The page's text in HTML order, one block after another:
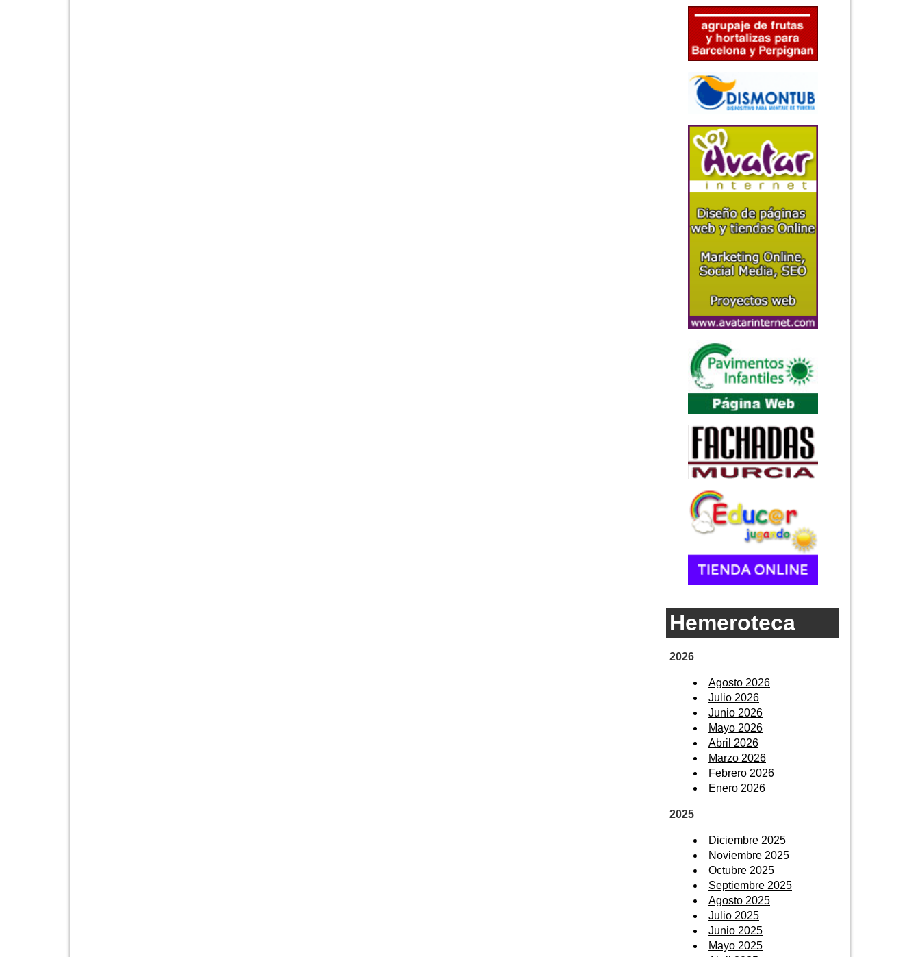
Hemeroteca
2026
Agosto 2026
Julio 2026
Junio 2026
Mayo 2026
Abril 2026
Marzo 2026
Febrero 2026
Enero 2026
2025
Diciembre 2025
Noviembre 2025
Octubre 2025
Septiembre 2025
Agosto 2025
Julio 2025
Junio 2025
Mayo 2025